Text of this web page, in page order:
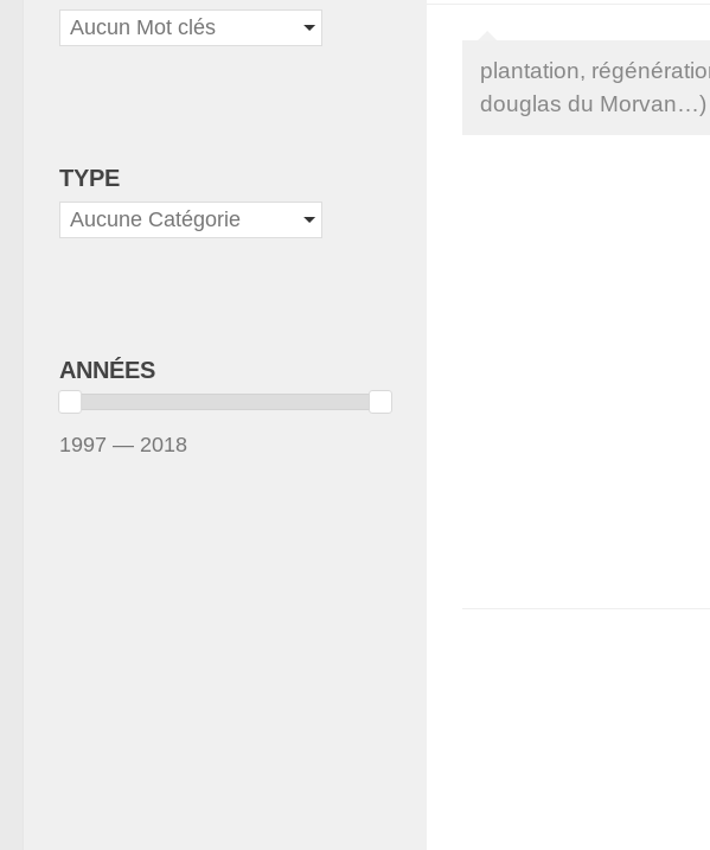
plantation,
douglas du Morvan…)
Aucun Mot clés
TYPE
Aucune Catégorie
ANNÉES
1997 — 2018